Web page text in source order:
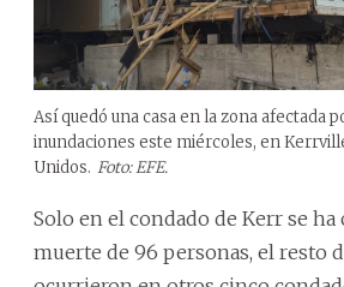
Así quedó una casa en la zona afectada
inundaciones este miércoles, en
Unidos. Foto: EFE.
Solo en el condado de Kerr se
muerte de 96 personas, el resto